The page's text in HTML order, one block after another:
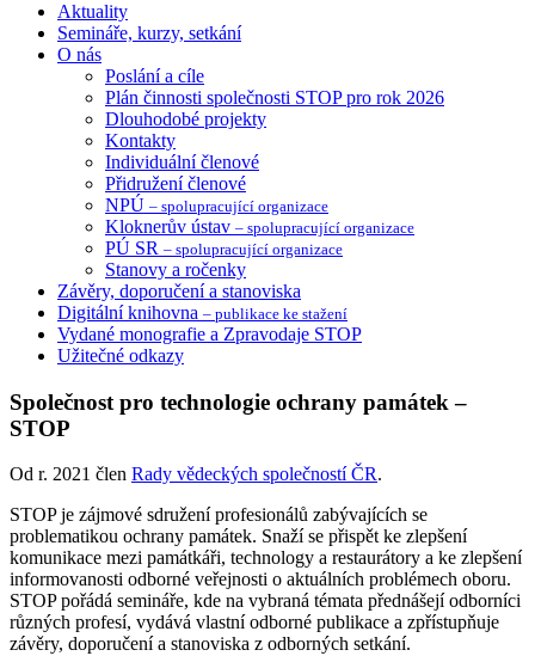
Aktuality
Semináře, kurzy, setkání
O nás
Poslání a cíle
Plán činnosti společnosti STOP pro rok 2026
Dlouhodobé projekty
Kontakty
Individuální členové
Přidružení členové
NPÚ – spolupracující organizace
Kloknerův ústav – spolupracující organizace
PÚ SR – spolupracující organizace
Stanovy a ročenky
Závěry, doporučení a stanoviska
Digitální knihovna – publikace ke stažení
Vydané monografie a Zpravodaje STOP
Užitečné odkazy
Společnost pro technologie ochrany památek –
STOP
Od r. 2021 člen Rady vědeckých společností ČR.
STOP je zájmové sdružení profesionálů zabývajících se
problematikou ochrany památek. Snaží se přispět ke zlepšení
komunikace mezi památkáři, technology a restaurátory a ke zlepšení
informovanosti odborné veřejnosti o aktuálních problémech oboru.
STOP pořádá semináře, kde na vybraná témata přednášejí odborníci
různých profesí, vydává vlastní odborné publikace a zpřístupňuje
závěry, doporučení a stanoviska z odborných setkání.